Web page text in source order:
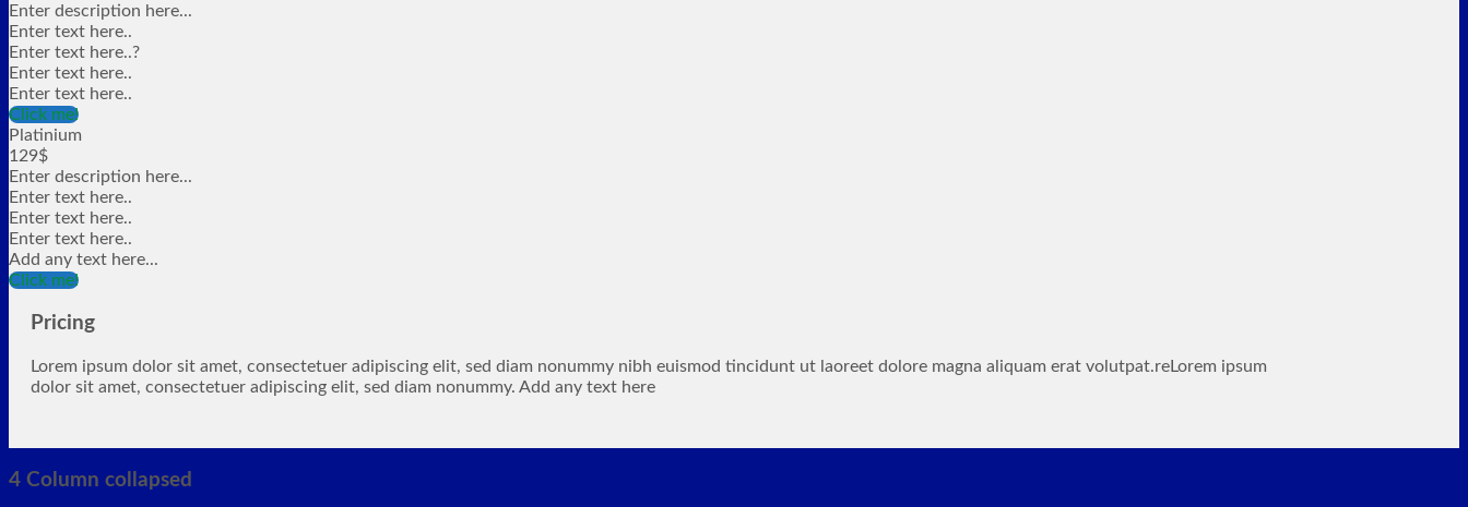
Enter description here...
Enter text here..
Enter text here..?
Enter text here..
Enter text here..
Click me!
Platinium
129$
Enter description here...
Enter text here..
Enter text here..
Enter text here..
Add any text here...
Click me!
Pricing
Lorem ipsum dolor sit amet, consectetuer adipiscing elit, sed diam nonummy nibh euismod tincidunt ut laoreet dolore magna aliquam erat volutpat.reLorem ipsum
dolor sit amet, consectetuer adipiscing elit, sed diam nonummy. Add any text here
4 Column collapsed